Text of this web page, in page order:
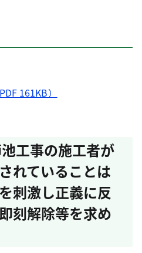
161KB）
工事の施工者が
れていることは
刺激し正義に反
刻解除等を求め